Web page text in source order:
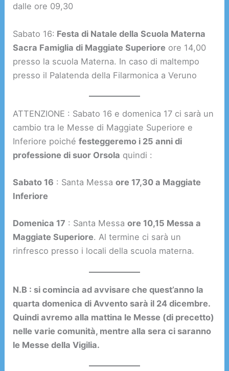
dalle ore 09,30
Sabato 16: Festa di Natale della Scuola Materna
Sacra Famiglia di Maggiate Superiore ore 14,00
presso la scuola Materna. In caso di maltempo
presso il Palatenda della Filarmonica a Veruno
ATTENZIONE : Sabato 16 e domenica 17 ci sarà un
cambio tra le Messe di Maggiate Superiore e
Inferiore poichéfesteggeremo i 25 anni di
professione di suor Orsola quindi :
Sabato 16 : Santa Messaore 17,30 a Maggiate
Inferiore
Domenica 17 : Santa Messaore 10,15 Messa a
Maggiate Superiore. Al termine ci sarà un
rinfresco presso i locali della scuola materna.
N.B : si comincia ad avvisare che quest’anno la
quarta domenica di Avvento sarà il 24 dicembre.
Quindi avremo alla mattina le Messe (di precetto)
nelle varie comunità, mentre alla sera ci saranno
le Messe della Vigilia.